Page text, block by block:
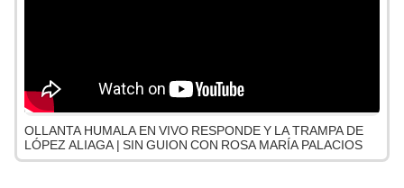
OLLANTA HUMALA EN VIVO RESPONDE Y LA TRAMPA DE
LÓPEZ ALIAGA | SIN GUION CON ROSA MARÍA PALACIOS